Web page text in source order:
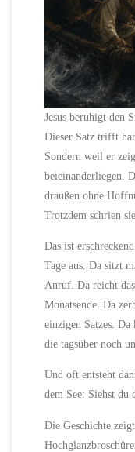
Jesus beruhigt den
Dieser Satz trifft
Sondern weil er
beieinanderliegen.
draußen ohne
Trotzdem schrien
Das ist
Tage aus. Da sitzt
Anruf. Da reicht
Monatsende. Da
einzigen Satzes. Da
die tagsüber noch
Und oft entsteht
dem See: Siehst du
Die Geschichte